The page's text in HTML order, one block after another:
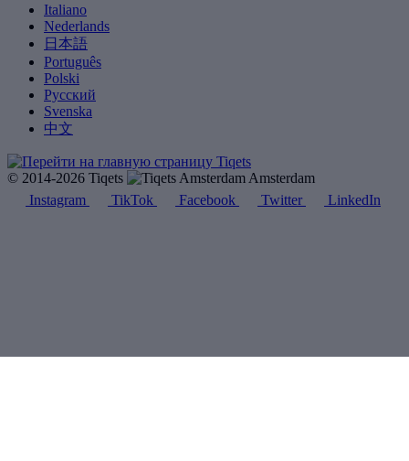
Italiano
Nederlands
日本語
Português
Polski
Русский
Svenska
中文
© 2014-2026 Tiqets
Amsterdam
Instagram
TikTok Facebook Twitter LinkedIn